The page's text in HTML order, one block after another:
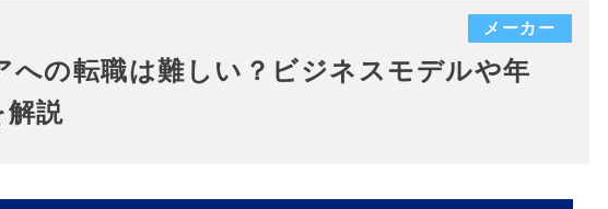
メーカー
への転職は難しい？ビジネスモデルや年
解説